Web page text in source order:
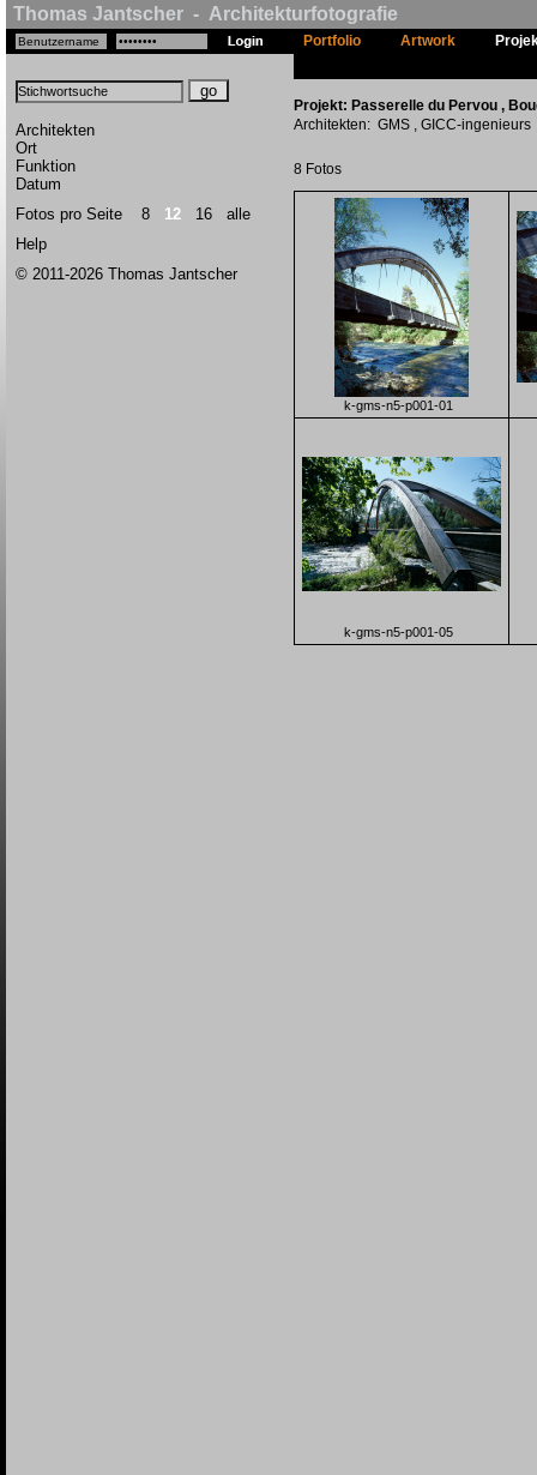
Thomas Jantscher - Architekturfotografie
Architekten
Ort
Funktion
Datum
Fotos pro Seite 8 12 16
alle
Help
© 2011-2026 Thomas Jantscher
Portfolio Artwork
Projekt: Passerelle du Pervou ,
Architekten: GMS , GICC-ingenieurs
8 Fotos
k-gms-n5-p001-01
k-gms-n5-p001-05